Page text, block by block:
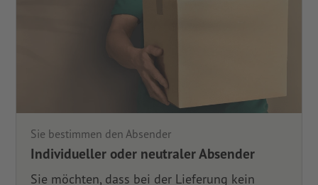
Sie bestimmen den Absender
Individueller oder neutraler Absender
Sie möchten, dass bei der Lieferung kein